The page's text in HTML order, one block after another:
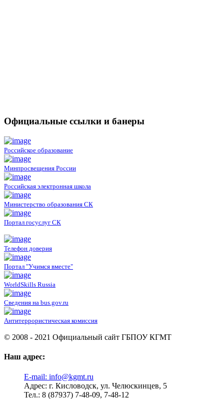
Официальные ссылки и банеры
Российское образование
Минпросвещения России
Российская электронная школа
Министерство образования СК
Портал госуслуг СК
Телефон доверия
Портал "Учимся вместе"
WorldSkills Russia
Сведения на bus.gov.ru
Антитеррористическая комиссия
© 2008 - 2021 Официальный сайт ГБПОУ КГМТ
Наш адрес:
E-mail: info@kgmt.ru
Адрес: г. Кисловодск, ул. Челюскинцев, 5
Тел.: 8 (87937) 7-48-09, 7-48-12